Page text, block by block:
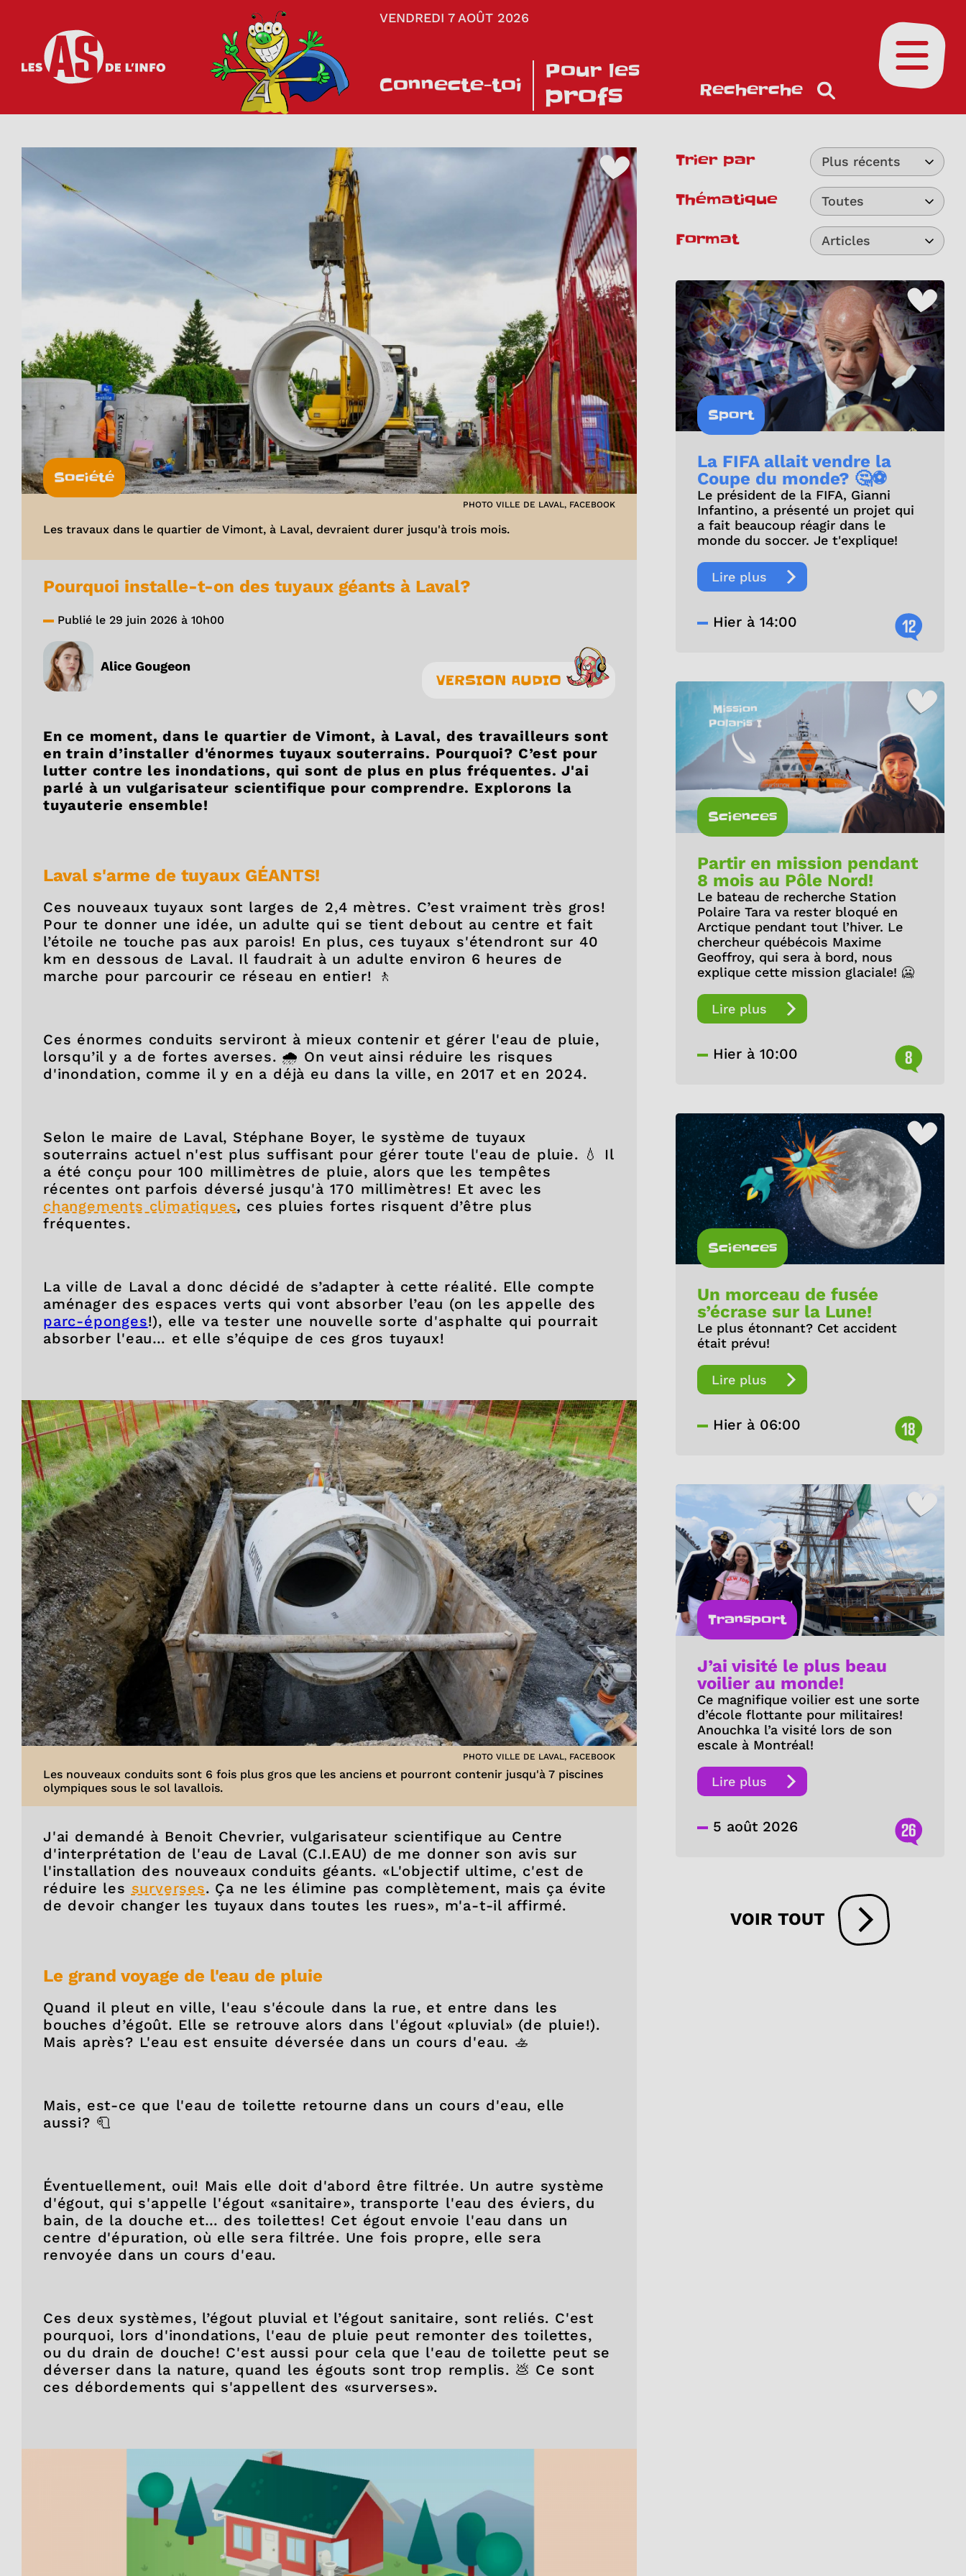
VENDREDI 7 AOÛT 2026
Connecte-toi
Pour les
profs Recherche
Ouvrir le
Société
PHOTO VILLE DE LAVAL, FACEBOOK
Les travaux dans le quartier de Vimont, à Laval, devraient durer jusqu'à trois mois.
Pourquoi installe-t-on des tuyaux géants à Laval?
Publié le 29 juin 2026 à 10h00
Alice Gougeon
VERSION AUDIO
En ce moment, dans le quartier de Vimont, à Laval, des travailleurs sont
en train d’installer d'énormes tuyaux souterrains. Pourquoi? C’est pour
lutter contre les inondations, qui sont de plus en plus fréquentes. J'ai
parlé à un vulgarisateur scientifique pour comprendre. Explorons la
tuyauterie ensemble!
Laval s'arme de tuyaux GÉANTS!
Ces nouveaux tuyaux sont larges de 2,4 mètres. C’est vraiment très gros!
Pour te donner une idée, un adulte qui se tient debout au centre et fait
l’étoile ne touche pas aux parois! En plus, ces tuyaux s'étendront sur 40
km en dessous de Laval. Il faudrait à un adulte environ 6 heures de
marche pour parcourir ce réseau en entier! 🚶
Ces énormes conduits serviront à mieux contenir et gérer l'eau de pluie,
lorsqu’il y a de fortes averses. 🌧️ On veut ainsi réduire les risques
d'inondation, comme il y en a déjà eu dans la ville, en 2017 et en 2024.
Selon le maire de Laval, Stéphane Boyer, le système de tuyaux
souterrains actuel n'est plus suffisant pour gérer toute l'eau de pluie. 💧 Il
a été conçu pour 100 millimètres de pluie, alors que les tempêtes
récentes ont parfois déversé jusqu'à 170 millimètres! Et avec les
changements climatiques, ces pluies fortes risquent d’être plus
fréquentes.
La ville de Laval a donc décidé de s’adapter à cette réalité. Elle compte
aménager des espaces verts qui vont absorber l’eau (on les appelle des
parc-éponges!), elle va tester une nouvelle sorte d'asphalte qui pourrait
absorber l'eau… et elle s’équipe de ces gros tuyaux!
PHOTO VILLE DE LAVAL, FACEBOOK
Les nouveaux conduits sont 6 fois plus gros que les anciens et pourront contenir jusqu'à 7 piscines
olympiques sous le sol lavallois.
J'ai demandé à Benoit Chevrier, vulgarisateur scientifique au Centre
d'interprétation de l'eau de Laval (C.I.EAU) de me donner son avis sur
l'installation des nouveaux conduits géants. «L'objectif ultime, c'est de
réduire les surverses. Ça ne les élimine pas complètement, mais ça évite
de devoir changer les tuyaux dans toutes les rues», m'a-t-il affirmé.
Le grand voyage de l'eau de pluie
Quand il pleut en ville, l'eau s'écoule dans la rue, et entre dans les
bouches d’égoût. Elle se retrouve alors dans l'égout «pluvial» (de pluie!).
Mais après? L'eau est ensuite déversée dans un cours d'eau. 🚣
Mais, est-ce que l'eau de toilette retourne dans un cours d'eau, elle
aussi? 🧻
Éventuellement, oui! Mais elle doit d'abord être filtrée. Un autre système
d'égout, qui s'appelle l'égout «sanitaire», transporte l'eau des éviers, du
bain, de la douche et… des toilettes! Cet égout envoie l'eau dans un
centre d'épuration, où elle sera filtrée. Une fois propre, elle sera
renvoyée dans un cours d'eau.
Ces deux systèmes, l’égout pluvial et l’égout sanitaire, sont reliés. C'est
pourquoi, lors d'inondations, l'eau de pluie peut remonter des toilettes,
ou du drain de douche! C'est aussi pour cela que l'eau de toilette peut se
déverser dans la nature, quand les égouts sont trop remplis. 💩 Ce sont
ces débordements qui s'appellent des «surverses».
Trier par Plus récents
Thématique Toutes
Format Articles
Sport
La FIFA allait vendre la
Coupe du monde? 🤔⚽
Le président de la FIFA, Gianni
Infantino, a présenté un projet qui
a fait beaucoup réagir dans le
monde du soccer. Je t'explique!
Lire plus
Hier à 14:00 12
Sciences
Partir en mission pendant
8 mois au Pôle Nord!
Le bateau de recherche Station
Polaire Tara va rester bloqué en
Arctique pendant tout l’hiver. Le
chercheur québécois Maxime
Geoffroy, qui sera à bord, nous
explique cette mission glaciale! 🥶
Lire plus
Hier à 10:00 8
Sciences
Un morceau de fusée
s’écrase sur la Lune!
Le plus étonnant? Cet accident
était prévu!
Lire plus
Hier à 06:00 18
Transport
J’ai visité le plus beau
voilier au monde!
Ce magnifique voilier est une sorte
d’école flottante pour militaires!
Anouchka l’a visité lors de son
escale à Montréal!
Lire plus
5 août 2026 26
VOIR TOUT